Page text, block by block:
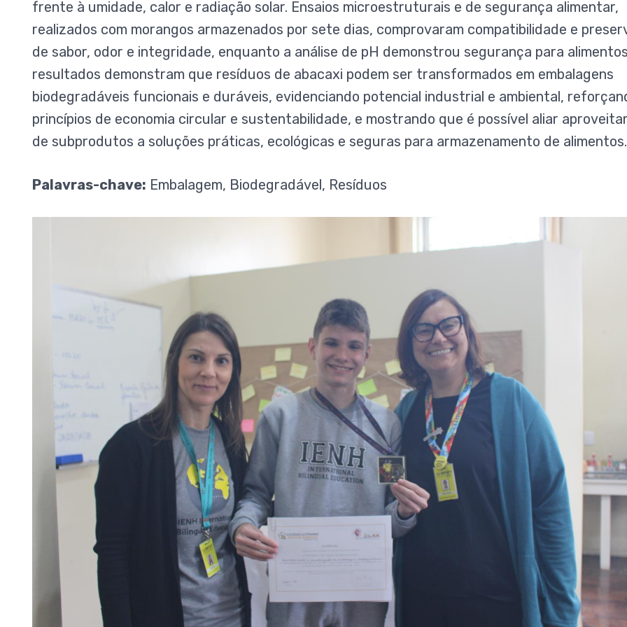
frente à umidade, calor e radiação solar. Ensaios microestruturais e de segurança alimentar,
realizados com morangos armazenados por sete dias, comprovaram compatibilidade e
de sabor, odor e integridade, enquanto a análise de pH demonstrou segurança para
resultados demonstram que resíduos de abacaxi podem ser transformados em embalagens
biodegradáveis funcionais e duráveis, evidenciando potencial industrial e ambiental,
princípios de economia circular e sustentabilidade, e mostrando que é possível aliar
de subprodutos a soluções práticas, ecológicas e seguras para armazenamento de alimentos.
Palavras-chave: Embalagem, Biodegradável, Resíduos